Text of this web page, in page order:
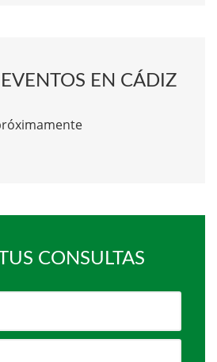
EN CÁDIZ
CONSULTAS